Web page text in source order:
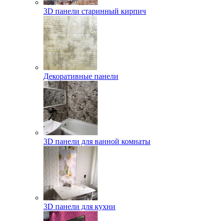
3D панели старинный кирпич
Декоративные панели
3D панели для ванной комнаты
3D панели для кухни